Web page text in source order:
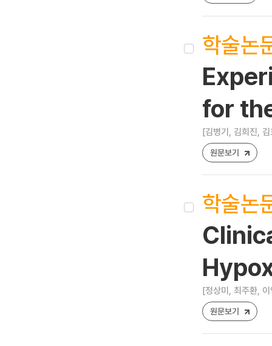
학술논
for
[김병기, 김희진,
원문보기
학술논
[정상미, 최주환,
원문보기